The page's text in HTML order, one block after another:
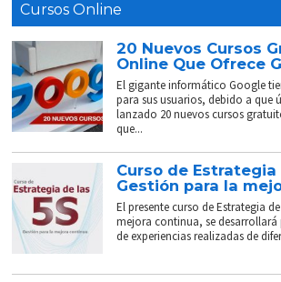
Cursos Online
20 Nuevos Cursos
Online Que Ofrece
El gigante informático Google
para sus usuarios, debido a que
lanzado 20 nuevos cursos
que...
Curso de Estrategia
Gestión para la
El presente curso de Estrategia
mejora continua, se
de experiencias realizadas de